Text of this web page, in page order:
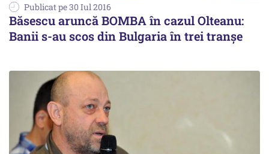
Publicat pe 30 Iul 2016
Băsescu aruncă BOMBA în cazul Olteanu:
Banii s-au scos din Bulgaria în trei tranșe